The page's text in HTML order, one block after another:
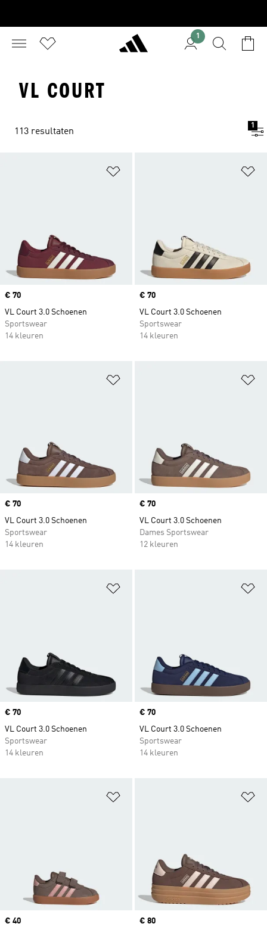
1
VL COURT
113 resultaten
1
Price
€ 70
VL Court 3.0 Schoenen
Sportswear
14 kleuren
Price
€ 70
VL Court 3.0 Schoenen
Sportswear
14 kleuren
Price
€ 70
VL Court 3.0 Schoenen
Sportswear
14 kleuren
Price
€ 70
VL Court 3.0 Schoenen
Dames Sportswear
12 kleuren
Price
€ 70
VL Court 3.0 Schoenen
Sportswear
14 kleuren
Price
€ 70
VL Court 3.0 Schoenen
Sportswear
14 kleuren
Price
€ 40
Price
€ 80